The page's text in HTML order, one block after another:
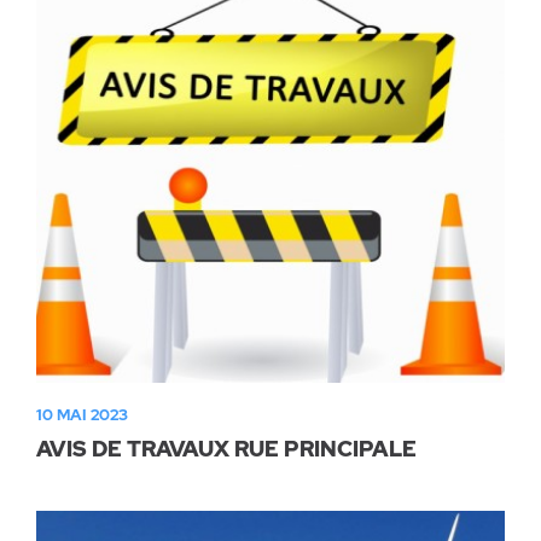
10 MAI 2023
AVIS DE TRAVAUX RUE PRINCIPALE